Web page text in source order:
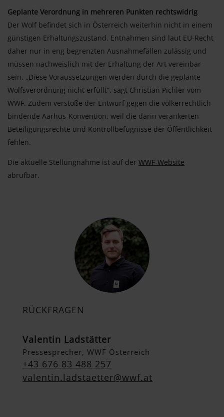
Geplante Verordnung in mehreren Punkten rechtswidrig
Der Wolf befindet sich in Österreich weiterhin nicht in einem
günstigen Erhaltungszustand. Entnahmen sind laut EU-Recht
daher nur in eng begrenzten Ausnahmefällen zulässig und
müssen nachweislich mit der Erhaltung der Art vereinbar
sein. „Diese Voraussetzungen werden durch die geplante
Wolfsverordnung nicht erfüllt“, sagt Christian Pichler vom
WWF. Zudem verstoße der Entwurf gegen die völkerrechtlich
bindende Aarhus-Konvention, weil die darin verankerten
Beteiligungsrechte und Kontrollbefugnisse der Öffentlichkeit
fehlen.
Die aktuelle Stellungnahme ist auf der WWF-Website
abrufbar.
RÜCKFRAGEN
Valentin Ladstätter
Pressesprecher, WWF Österreich
+43 676 83 488 257
valentin.ladstaetter@wwf.at